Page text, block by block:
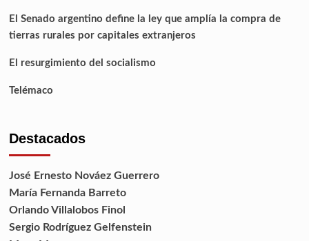
El Senado argentino define la ley que amplía la compra de
tierras rurales por capitales extranjeros
El resurgimiento del socialismo
Telémaco
Destacados
José Ernesto Nováez Guerrero
María Fernanda Barreto
Orlando Villalobos Finol
Sergio Rodríguez Gelfenstein